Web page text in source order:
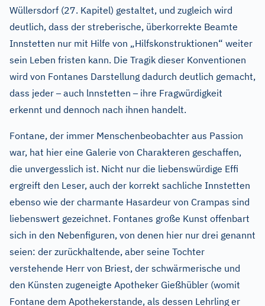
Wüllersdorf (27. Kapitel) gestaltet, und zugleich wird
deutlich, dass der streberische, überkorrekte Beamte
Innstetten nur mit Hilfe von „Hilfskonstruktionen“ weiter
sein Leben fristen kann. Die Tragik dieser Konventionen
wird von Fontanes Darstellung dadurch deutlich gemacht,
dass jeder–auch lnnstetten–ihre Fragwürdigkeit
erkennt und dennoch nach ihnen handelt.
Fontane, der immer Menschenbeobachter aus Passion
war, hat hier eine Galerie von Charakteren geschaffen,
die unvergesslich ist. Nicht nur die liebenswürdige Effi
ergreift den Leser, auch der korrekt sachliche Innstetten
ebenso wie der charmante Hasardeur von Crampas sind
liebenswert gezeichnet. Fontanes große Kunst offenbart
sich in den Nebenfiguren, von denen hier nur drei genannt
seien: der zurückhaltende, aber seine Tochter
verstehende Herr von Briest, der schwärmerische und
den Künsten zugeneigte Apotheker Gießhübler (womit
Fontane dem Apothekerstande, als dessen Lehrling er